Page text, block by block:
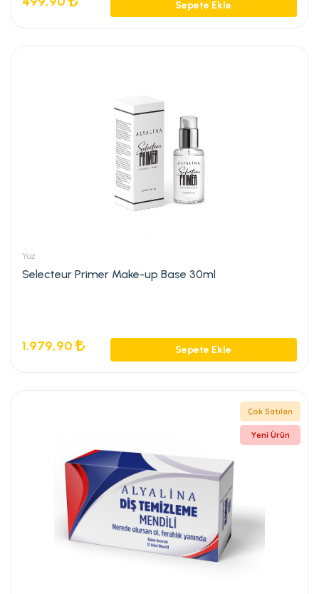
Sepete Ekle
Yüz
Selecteur Primer Make-up Base 30ml
1.979,90 Sepete Ekle
Çok Satılan
Yeni Ürün